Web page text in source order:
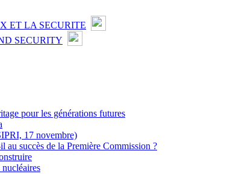
ET LA SECURITE
SECURITY
pour les générations futures
17 novembre)
au succès de la Première Commission ?